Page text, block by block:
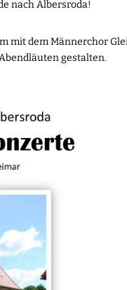
nach Albersroda!
mit dem Männerchor
gestalten.